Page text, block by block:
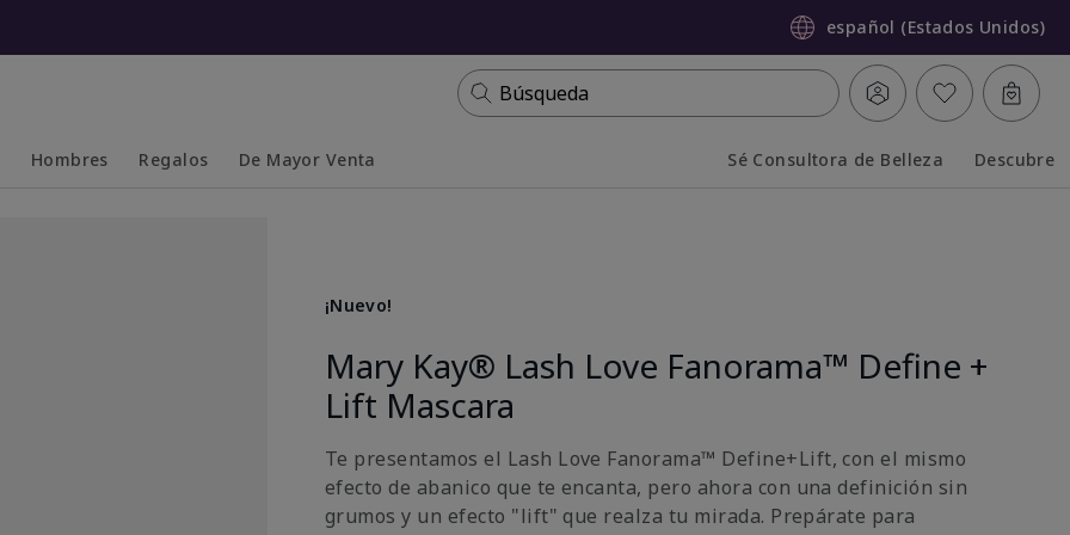
español (Estados Unidos)
Búsqueda
Hombres Regalos De Mayor Venta Sé Consultora de Belleza Descubre
¡Nuevo!
Mary Kay® Lash Love Fanorama™ Define +
Lift Mascara
Te presentamos el Lash Love Fanorama™ Define+Lift, con el mismo
efecto de abanico que te encanta, pero ahora con una definición sin
grumos y un efecto "lift" que realza tu mirada. Prepárate para